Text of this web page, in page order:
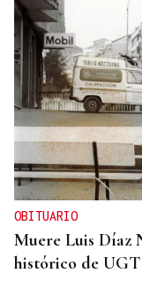
OBITUARIO
Muere Luis Díaz
histórico de